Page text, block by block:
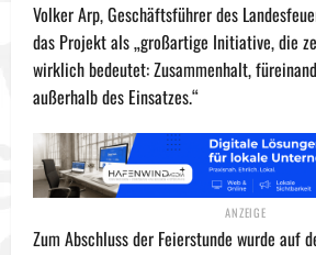
Volker Arp, Geschäftsführer des
das Projekt als „großartige Initiative, die
wirklich bedeutet: Zusammenhalt,
außerhalb des Einsatzes.“
Zum Abschluss der Feierstunde wurde auf